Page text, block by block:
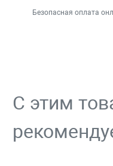
Безопасная оплата
С этим